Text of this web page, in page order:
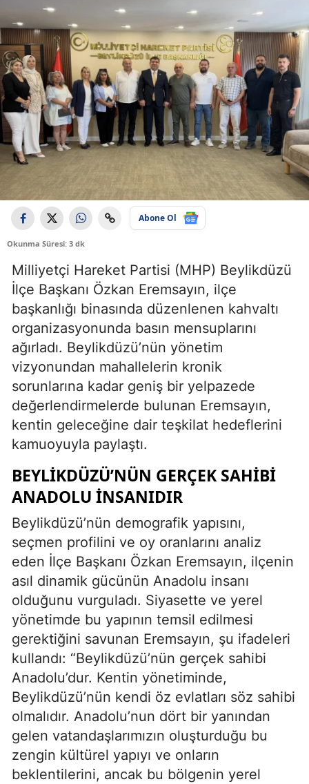
Abone Ol
Okunma Süresi: 3 dk
Milliyetçi Hareket Partisi (MHP) Beylikdüzü
İlçe Başkanı Özkan Eremsayın, ilçe
başkanlığı binasında düzenlenen kahvaltı
organizasyonunda basın mensuplarını
ağırladı. Beylikdüzü’nün yönetim
vizyonundan mahallelerin kronik
sorunlarına kadar geniş bir yelpazede
değerlendirmelerde bulunan Eremsayın,
kentin geleceğine dair teşkilat hedeflerini
kamuoyuyla paylaştı.
BEYLİKDÜZÜ’NÜN GERÇEK SAHİBİ
ANADOLU İNSANIDIR
Beylikdüzü’nün demografik yapısını,
seçmen profilini ve oy oranlarını analiz
eden İlçe Başkanı Özkan Eremsayın, ilçenin
asıl dinamik gücünün Anadolu insanı
olduğunu vurguladı. Siyasette ve yerel
yönetimde bu yapının temsil edilmesi
gerektiğini savunan Eremsayın, şu ifadeleri
kullandı: “Beylikdüzü’nün gerçek sahibi
Anadolu’dur. Kentin yönetiminde,
Beylikdüzü’nün kendi öz evlatları söz sahibi
olmalıdır. Anadolu’nun dört bir yanından
gelen vatandaşlarımızın oluşturduğu bu
zengin kültürel yapıyı ve onların
beklentilerini, ancak bu bölgenin yerel